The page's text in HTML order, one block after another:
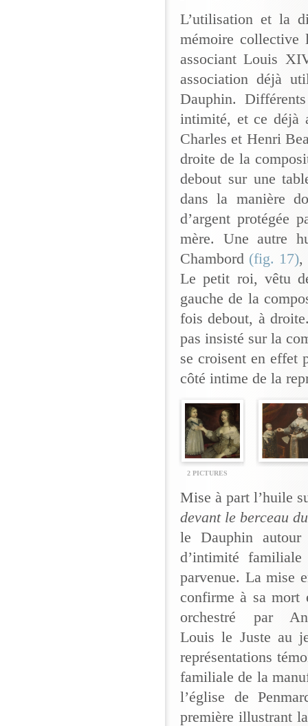
L’utilisation et la
mémoire collective
associant Louis
association déjà
Dauphin.
intimité, et ce déjà
Charles et Henri
droite de la
debout sur une
dans la manière
d’argent protégée
mère. Une autre
Chambord (fig. 17),
Le petit roi, vêtu
gauche de la
fois debout, à
pas insisté sur la
se croisent en effet
côté intime de la
2 PICTURES
Mise à part l’huile
devant le berceau
le Dauphin autour
d’intimité
parvenue. La mise
confirme à sa mort
orchestré par
Louis le Juste au
représentations
familiale de la
l’église de
première illustrant